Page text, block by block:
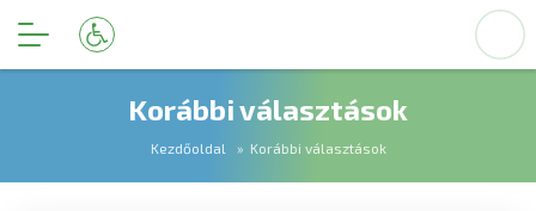
Korábbi választások
Kezdőoldal Korábbi választások